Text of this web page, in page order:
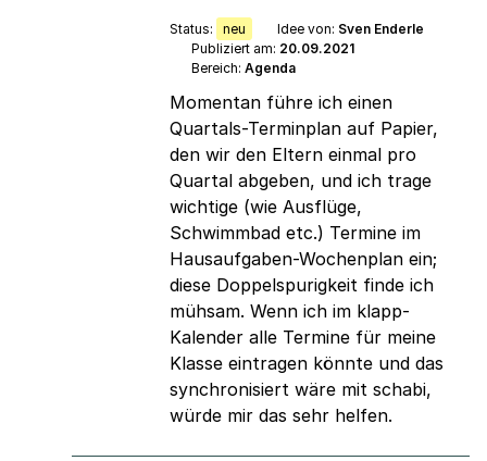
Status: neu Idee von: Sven Enderle
Publiziert am: 20.09.2021
Bereich: Agenda
Momentan führe ich einen
Quartals-Terminplan auf Papier,
den wir den Eltern einmal pro
Quartal abgeben, und ich trage
wichtige (wie Ausflüge,
Schwimmbad etc.) Termine im
Hausaufgaben-Wochenplan ein;
diese Doppelspurigkeit finde ich
mühsam. Wenn ich im klapp-
Kalender alle Termine für meine
Klasse eintragen könnte und das
synchronisiert wäre mit schabi,
würde mir das sehr helfen.